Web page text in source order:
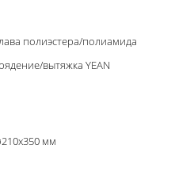
полиэстера/полиамида
вытяжка YEAN
мм